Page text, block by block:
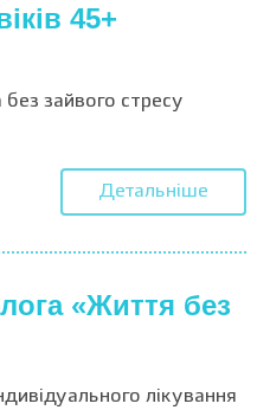
45+
зайвого стресу
Детальніше
«Життя без
лікування